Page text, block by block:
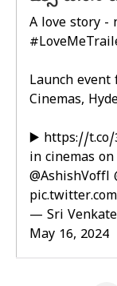
A love story -
Launch event
Cinemas,
▶️ https://t.co/
in cinemas
@AshishVoffl
— Sri
May 16, 2024